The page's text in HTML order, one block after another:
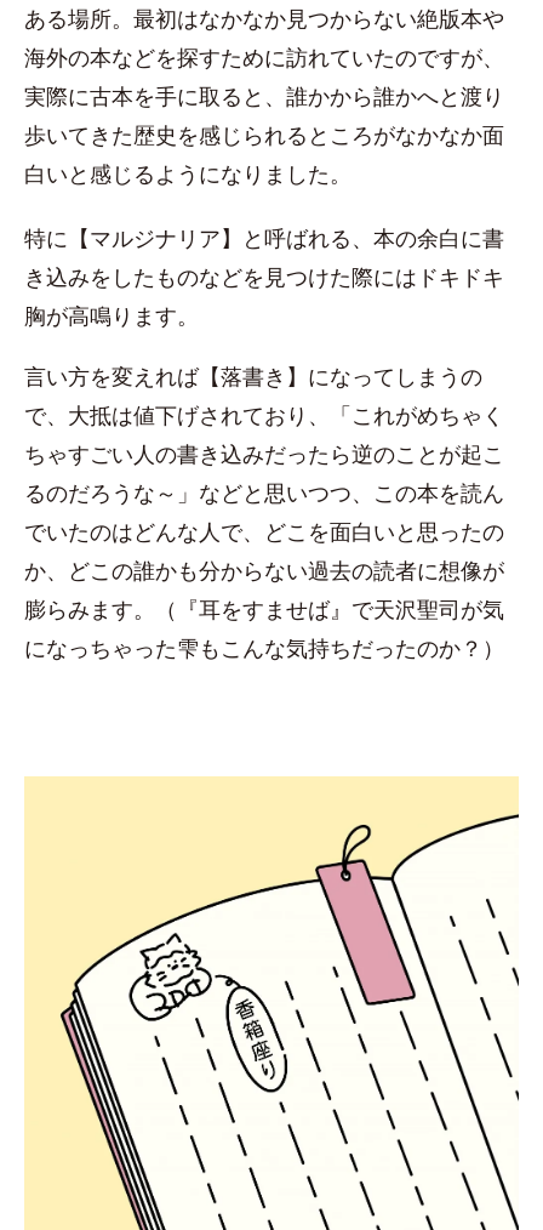
ある場所。最初はなかなか見つからない絶版本や
海外の本などを探すために訪れていたのですが、
実際に古本を手に取ると、誰かから誰かへと渡り
歩いてきた歴史を感じられるところがなかなか面
白いと感じるようになりました。
特に【マルジナリア】と呼ばれる、本の余白に書
き込みをしたものなどを見つけた際にはドキドキ
胸が高鳴ります。
言い方を変えれば【落書き】になってしまうの
で、大抵は値下げされており、「これがめちゃく
ちゃすごい人の書き込みだったら逆のことが起こ
るのだろうな～」などと思いつつ、この本を読ん
でいたのはどんな人で、どこを面白いと思ったの
か、どこの誰かも分からない過去の読者に想像が
膨らみます。（『耳をすませば』で天沢聖司が気
になっちゃった雫もこんな気持ちだったのか？）